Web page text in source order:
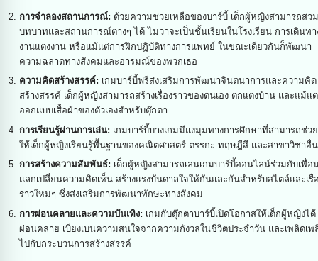
การจำลองสถานการณ์: ด้วยความช่วยเหลือของบาร์บี้ เด็กผู้หญิงสามารถสวม
บทบาทและสถานการณ์ต่างๆ ได้ ไม่ว่าจะเป็นชั้นเรียนในโรงเรียน การเดินทา
งานแต่งงาน หรือแม้แต่การฝึกปฏิบัติทางการแพทย์ ในขณะเดียวกันก็พัฒนา
ความฉลาดทางสังคมและอารมณ์ของพวกเธอ
ความคิดสร้างสรรค์: เกมบาร์บี้ฟรีส่งเสริมการพัฒนาจินตนาการและความคิด
สร้างสรรค์ เด็กผู้หญิงสามารถสร้างเรื่องราวของตนเอง ตกแต่งบ้าน และแม้แต่
ออกแบบเสื้อผ้าของตัวเองสำหรับตุ๊กตา
การเรียนรู้ผ่านการเล่น: เกมบาร์บี้บางเกมมีแง่มุมทางการศึกษาที่สามารถช่วย
ให้เด็กผู้หญิงเรียนรู้พื้นฐานของคณิตศาสตร์ ตรรกะ ทฤษฎีสี และสาขาวิชาอื่
การสร้างความสัมพันธ์: เด็กผู้หญิงสามารถเล่นเกมบาร์บี้ออนไลน์ร่วมกับเพื่อ
แลกเปลี่ยนความคิดเห็น สร้างแรงบันดาลใจให้กันและกันสำหรับสไตล์และเรื่
ราวใหม่ๆ ซึ่งส่งเสริมการพัฒนาทักษะทางสังคม
การผ่อนคลายและความบันเทิง: เกมกับตุ๊กตาบาร์บี้เปิดโอกาสให้เด็กผู้หญิงได้
ผ่อนคลาย เบี่ยงเบนความสนใจจากความกังวลในชีวิตประจำวัน และเพลิดเพ
ไปกับกระบวนการสร้างสรรค์